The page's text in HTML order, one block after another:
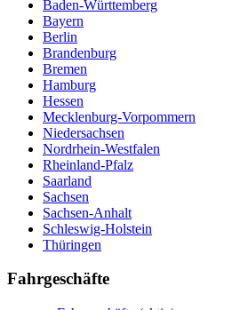
Baden-Württemberg
Bayern
Berlin
Brandenburg
Bremen
Hamburg
Hessen
Mecklenburg-Vorpommern
Niedersachsen
Nordrhein-Westfalen
Rheinland-Pfalz
Saarland
Sachsen
Sachsen-Anhalt
Schleswig-Holstein
Thüringen
Fahrgeschäfte